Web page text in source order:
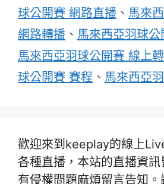
球公開賽 網路直播 、 馬來
網路轉播 、 馬來西亞羽球
馬來西亞羽球公開賽 線上
球公開賽 賽程 、 馬來西亞
歡迎來到keeplay的線上
各種直播，本站的直播資
有侵權問題麻煩留言告知。